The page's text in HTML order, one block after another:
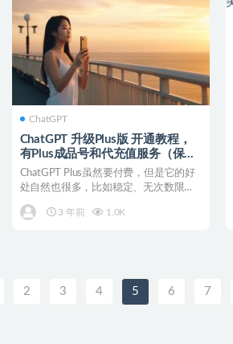
ChatGPT
ChatGPT 升级Plus版 开通教程，
有Plus成品号和代充值服务（保姆
级教程）
ChatGPT Plus虽然要付费，但是它的好
处自然也很多，比如稳定、无次数限
3 年前
1.0K
2 3 4 5 6 7